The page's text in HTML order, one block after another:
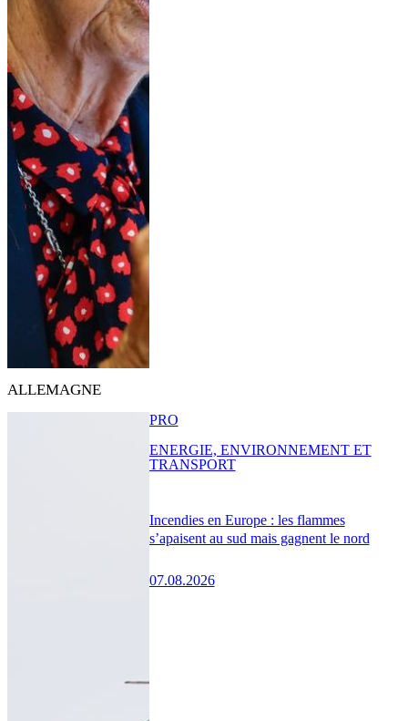
ALLEMAGNE
Incendies en Europe : les flammes
s’apaisent au sud mais gagnent le nord
07.08.2026
PRO
ENERGIE, ENVIRONNEMENT ET
TRANSPORT